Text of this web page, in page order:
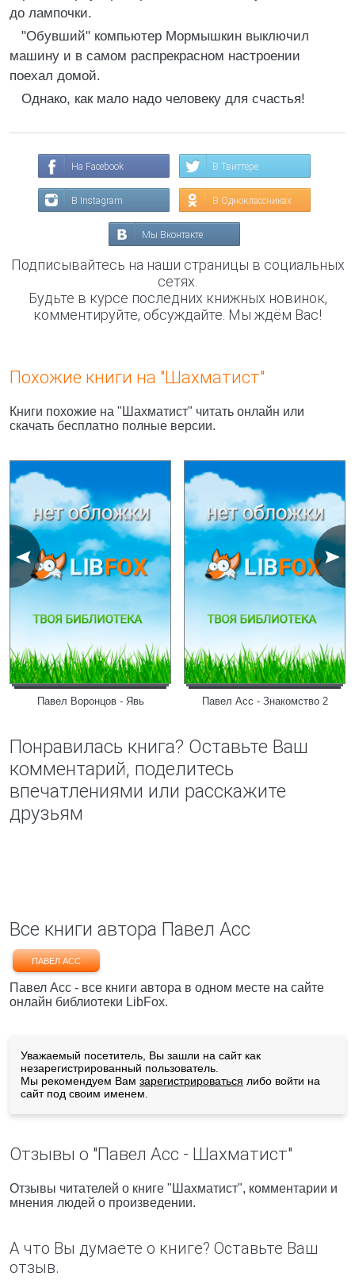
до лампочки.
"Обувший" компьютер Мормышкин выключил
машину и в самом распрекрасном настроении
поехал домой.
Однако, как мало надо человеку для счастья!
На Facebook В Твиттере
В Instagram В Одноклассниках
Мы Вконтакте
Подписывайтесь на наши страницы в социальных
сетях.
Будьте в курсе последних книжных новинок,
комментируйте, обсуждайте. Мы ждём Вас!
Похожие книги на "Шахматист"
Книги похожие на "Шахматист" читать онлайн или
скачать бесплатно полные версии.
Павел Воронцов - Явь Павел Асс - Знакомство 2
Понравилась книга? Оставьте Ваш
комментарий, поделитесь
впечатлениями или расскажите
друзьям
Все книги автора Павел Асс
ПАВЕЛ АСС
Павел Асс - все книги автора в одном месте на сайте
онлайн библиотеки LibFox.
Уважаемый посетитель, Вы зашли на сайт как
незарегистрированный пользователь.
Мы рекомендуем Вам зарегистрироваться либо войти на
сайт под своим именем.
Отзывы о "Павел Асс - Шахматист"
Отзывы читателей о книге "Шахматист", комментарии и
мнения людей о произведении.
А что Вы думаете о книге? Оставьте Ваш
отзыв.